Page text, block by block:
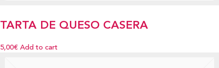
TARTA DE QUESO CASERA
5,00€ Add to cart